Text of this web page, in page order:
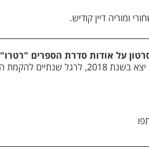
ומוריה דיין קודיש.
על אודות סדרת הספרים "רטרו"
לרגל שנתיים להקמת הסדרה